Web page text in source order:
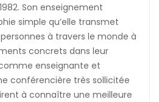
Son enseignement
simple qu’elle transmet
à travers le monde à
concrets dans leur
enseignante et
conférencière très sollicitée
à connaître une meilleure